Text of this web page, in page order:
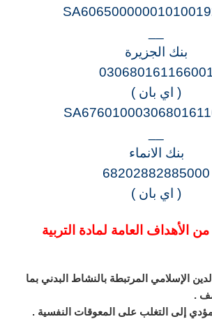
بنك الجزيرة
( اي بان )
بنك الانماء
68202882885000
( اي بان )
الأهداف العامة لمادة التربية
الدين الإسلامي المرتبطة بالنشاط البدني بما
.